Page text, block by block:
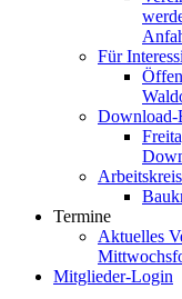
Für
Download-
Termine
Aktuelles
Mitglieder-Login